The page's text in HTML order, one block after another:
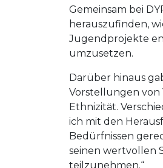
Gemeinsam bei
herauszufinden,
Jugendprojekte
umzusetzen.
Darüber hinaus
Vorstellungen von
Ethnizität.
ich mit den
Bedürfnissen
seinen wertvollen
teilzunehmen.“